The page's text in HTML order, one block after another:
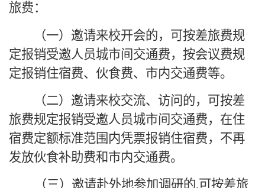
旅费：
（一）邀请来校开会的，可按差旅费规
定报销受邀人员城市间交通费，按会议费规
定报销住宿费、伙食费、市内交通费等。
（二）邀请来校交流、访问的，可按差
旅费规定报销受邀人员城市间交通费，在住
宿费定额标准范围内凭票报销住宿费，不再
发放伙食补助费和市内交通费。
（三）邀请赴外地参加调研的,可按差旅